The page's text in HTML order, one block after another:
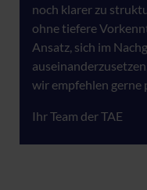
noch klarer zu
ohne tiefere
Ansatz, sich im
wir empfehlen gerne
Ihr Team der TAE